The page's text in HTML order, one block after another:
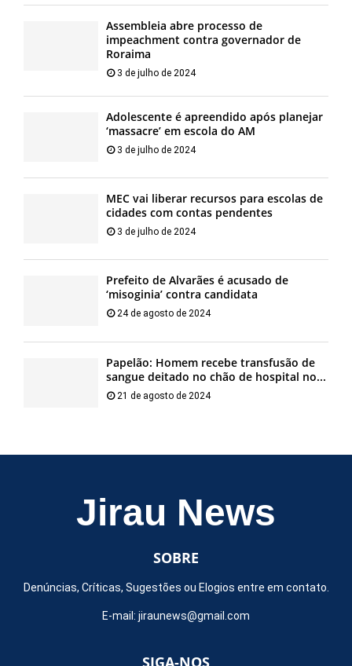
Assembleia abre processo de
impeachment contra governador de
Roraima
3 de julho de 2024
Adolescente é apreendido após planejar
‘massacre’ em escola do AM
3 de julho de 2024
MEC vai liberar recursos para escolas de
cidades com contas pendentes
3 de julho de 2024
Prefeito de Alvarães é acusado de
‘misoginia’ contra candidata
24 de agosto de 2024
Papelão: Homem recebe transfusão de
sangue deitado no chão de hospital no...
21 de agosto de 2024
Jirau News
SOBRE
Denúncias, Críticas, Sugestões ou Elogios entre em contato.
E-mail: jiraunews@gmail.com
SIGA-NOS